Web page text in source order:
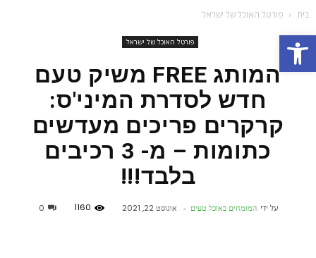
פתח סרגל נגישות
בית פורטל האוכל של ישראל
פורטל האוכל של ישראל
המותג FREE משיק טעם
חדש לסדרת המיני'ס:
קרקרים פריכים מעדשים
כתומות – מ- 3 רכיבים
בלבד!!!
על ידי המומחים באוכל טעים - אוגוסט 22, 2021 1160
0